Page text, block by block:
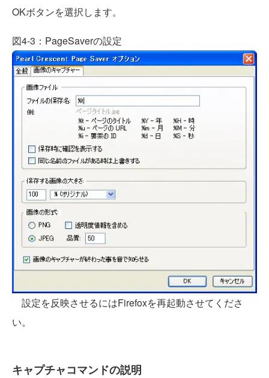
OKボタンを選択します。
図4-3：PageSaverの設定
設定を反映させるにはFirefoxを再起動させてくださ
い。
キャプチャコマンドの説明